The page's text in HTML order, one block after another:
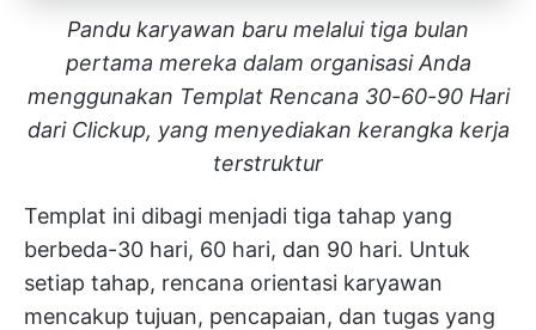
Pandu karyawan baru melalui tiga bulan
pertama mereka dalam organisasi Anda
menggunakan Templat Rencana 30-60-90 Hari
dari Clickup, yang menyediakan kerangka kerja
terstruktur
Templat ini dibagi menjadi tiga tahap yang
berbeda-30 hari, 60 hari, dan 90 hari. Untuk
setiap tahap, rencana orientasi karyawan
mencakup tujuan, pencapaian, dan tugas yang